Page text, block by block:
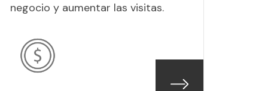
negocio y aumentar las visitas.